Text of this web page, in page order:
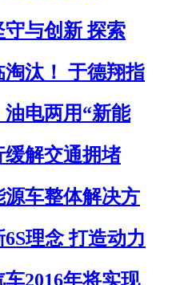
与创新 探索
汰！ 于德翔指
电两用“新能
缓解交通拥堵
源车整体解决方
理念 打造动力
2016年将实现